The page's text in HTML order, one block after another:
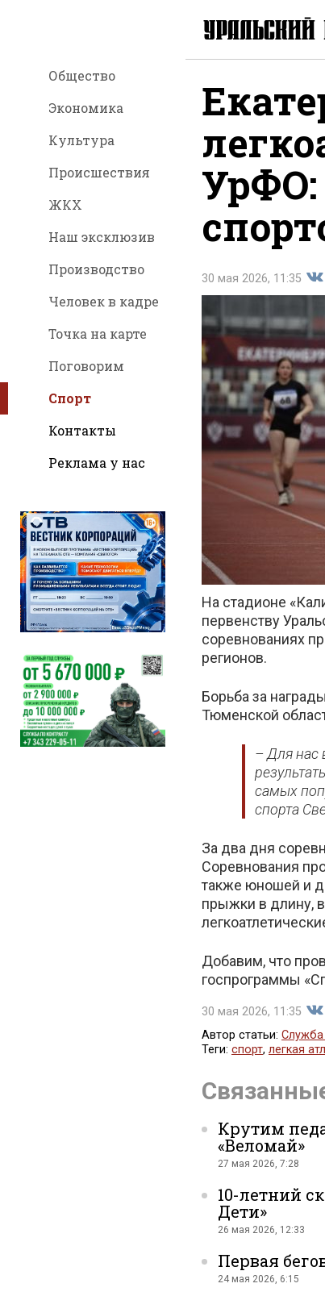
Общество
Экономика
Культура
Происшествия
ЖКХ
Наш эксклюзив
Производство
Человек в кадре
Точка на карте
Поговорим
Спорт
Контакты
Реклама у нас
УрФО:
30 мая 2026, 11:35
На стадионе
первенству
соревнованиях
регионов.
Борьба за
Тюменской
– Для нас
самых
спорта
За два дня
Соревнования
также юношей и
прыжки в длину,
Добавим, что
госпрограммы
30 мая 2026, 11:35
Автор статьи:
Теги: спорт, легкая
Крутим
«Веломай»
27 мая 2026, 7:28
10-летний
Дети»
26 мая 2026, 12:33
Первая
24 мая 2026, 6:15